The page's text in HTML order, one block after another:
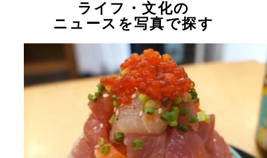
ライフ・文化の
ニュースを写真で探す